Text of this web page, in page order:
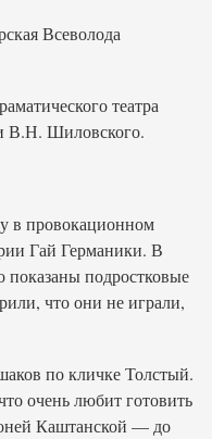
Всеволода
театра
В.Н. Шиловского.
в провокационном
Гай Германики. В
показаны подростковые
что они не играли,
по кличке Толстый.
очень любит готовить
Каштанской — до